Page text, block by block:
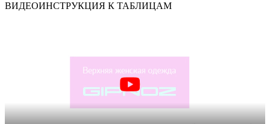
ВИДЕОИНСТРУКЦИЯ К ТАБЛИЦАМ